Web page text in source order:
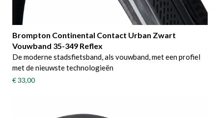
Brompton Continental Contact Urban Zwart
Vouwband 35-349 Reflex
De moderne stadsfietsband, als vouwband, met een profiel
met de nieuwste technologieën
€ 33,00